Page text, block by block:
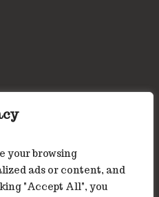
your browsing
ads or content, and
"Accept All", you
Hap Menu
in CCB